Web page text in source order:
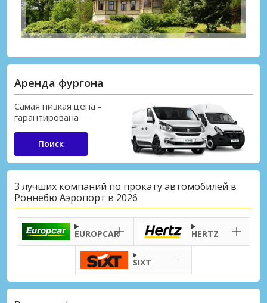
Аренда фургона
Самая низкая цена -
гарантирована
Поиск
3 лучших компаний по прокату автомобилей в
Роннебю Аэропорт в 2026
EUROPCAR HERTZ
SIXT